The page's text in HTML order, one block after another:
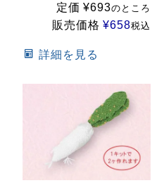
定価 ¥693のところ
販売価格 ¥658税込
詳細を見る